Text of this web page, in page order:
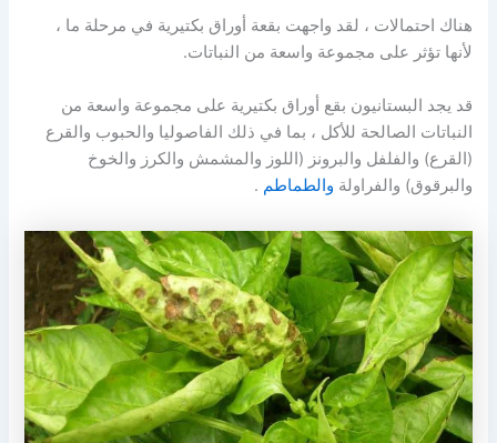
هناك احتمالات ، لقد واجهت بقعة أوراق بكتيرية في مرحلة ما ،
لأنها تؤثر على مجموعة واسعة من النباتات.
قد يجد البستانيون بقع أوراق بكتيرية على مجموعة واسعة من
النباتات الصالحة للأكل ، بما في ذلك الفاصوليا والحبوب والقرع
(القرع) والفلفل والبرونز (اللوز والمشمش والكرز والخوخ
والبرقوق) والفراولة والطماطم .